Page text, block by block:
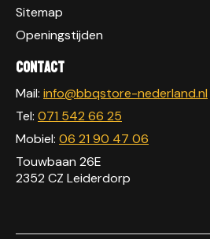
Sitemap
Openingstijden
Contact
Mail: info@bbqstore-nederland.nl
Tel: 071 542 66 25
Mobiel: 06 21 90 47 06
Touwbaan 26E
2352 CZ Leiderdorp